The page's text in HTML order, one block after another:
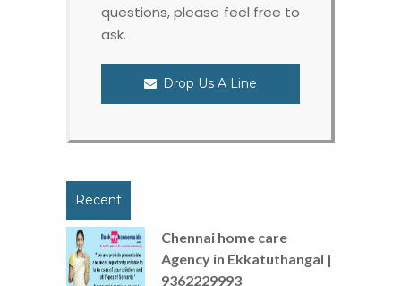
questions, please feel free to
ask.
Drop Us A Line
Recent
Chennai home care
Agency in Ekkatuthangal |
9362229993